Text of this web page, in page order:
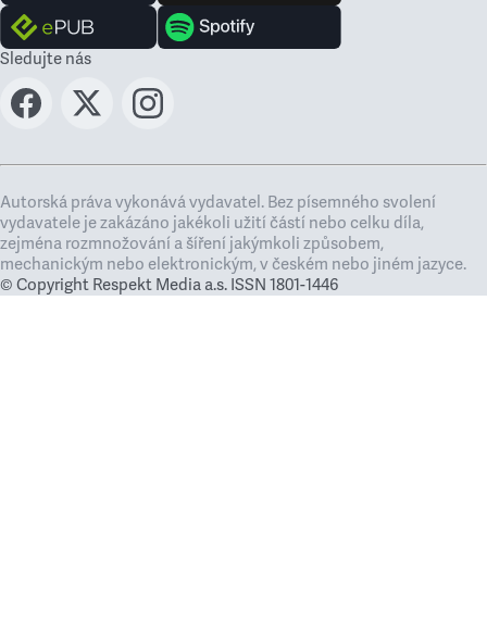
Sledujte nás
Autorská práva vykonává vydavatel. Bez písemného svolení
vydavatele je zakázáno jakékoli užití částí nebo celku díla,
zejména rozmnožování a šíření jakýmkoli způsobem,
mechanickým nebo elektronickým, v českém nebo jiném jazyce.
© Copyright Respekt Media a.s. ISSN 1801-1446